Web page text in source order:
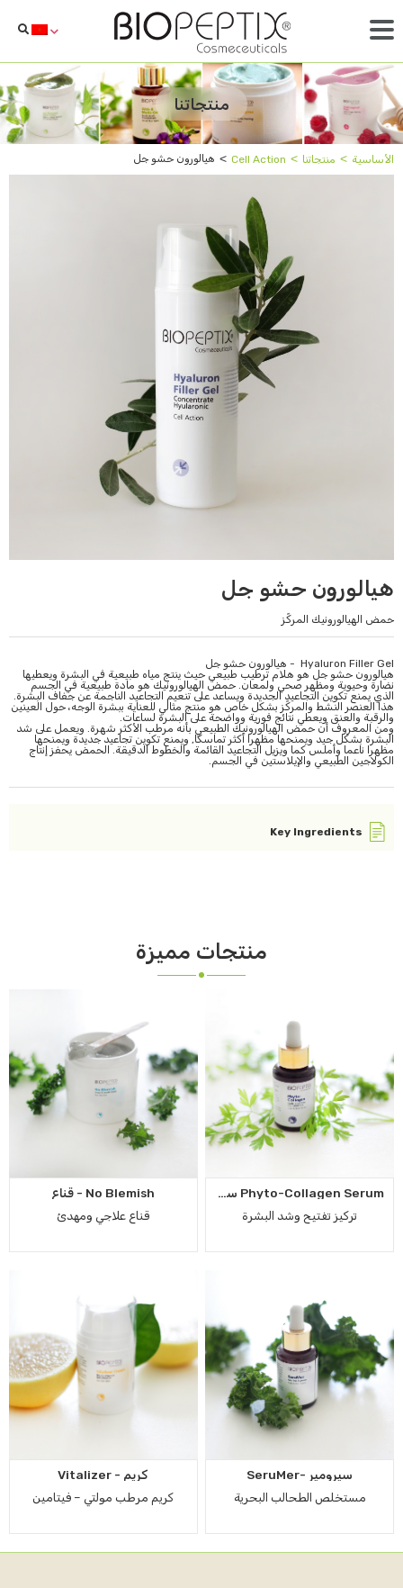
منتجاتنا
الأساسية ˂ منتجاتنا ˂
Cell Action
˂ هيالورون حشو جل
هيالورون حشو جل
حمض الهيالورونيك المركّز
Hyaluron Filler Gel - هيالورون حشو جل
هيالورون حشو جل هو هلام ترطيب طبيعي حيث ينتج مياه طبيعية في البشرة ويعطيها
نضارة وحيوية ومظهر صحي ولمعان. حمض الهيالورونيك هو مادة طبيعية في الجسم
الذي يمنع تكوين التجاعيد الجديدة ويساعد على تنعيم التجاعيد الناجمة عن جفاف البشرة.
هذا العنصر النشط والمركّز بشكل خاص هو منتج مثالي للعناية ببشرة الوجه، حول العينين
والرقبة والعنق ويعطي نتائج فورية وواضحة على البشرة لساعات.
ومن المعروف أن حمض الهيالورونيك الطبيعي بأنه مرطب الأكثر شهرة. ويعمل على شد
البشرة بشكل جيد ويمنحها مظهرا أكثر تماسكا, ويمنع تكوين تجاعيد جديدة ويمنحها
مظهرا ناعما وأملس كما ويزيل التجاعيد القائمة والخطوط الدقيقة. الحمض يحفز إنتاج
الكولاجين الطبيعي والإيلاستين في الجسم.
Key Ingredients
منتجات مميزة
Phyto-Collagen Serum سيروم فيتو كولاجين
تركيز تفتيح وشد البشرة
No Blemish - قناع
قناع علاجي ومهدئ
سيرومير -SeruMer
مستخلص الطحالب البحرية
كريم - Vitalizer
كريم مرطب مولتي – فيتامين